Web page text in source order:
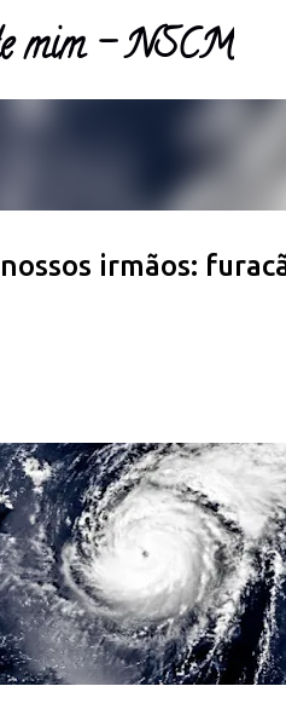
mim - NSCM
nossos irmãos: